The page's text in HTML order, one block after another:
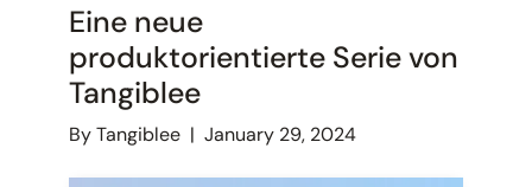
Eine neue
produktorientierte Serie von
Tangiblee
By Tangiblee| January 29, 2024